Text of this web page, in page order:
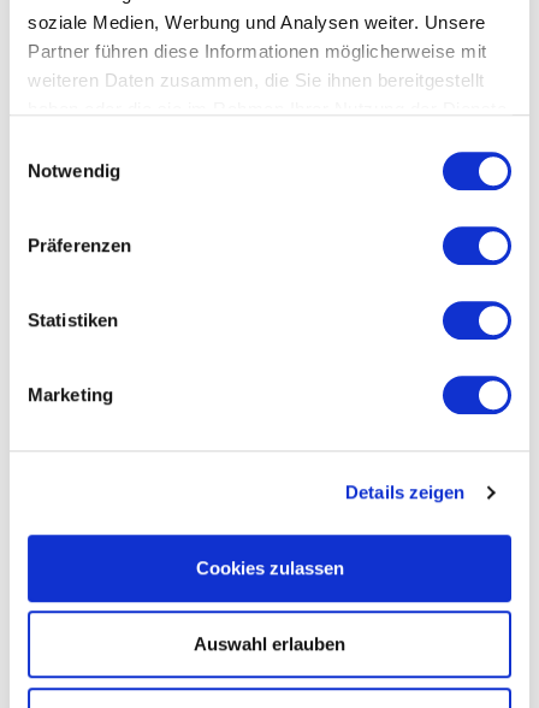
soziale Medien, Werbung und Analysen weiter. Unsere
Partner führen diese Informationen möglicherweise mit
weiteren Daten zusammen, die Sie ihnen bereitgestellt
Notwendig
Präferenzen
Statistiken
Marketing
Details zeigen
Cookies zulassen
Auswahl erlauben
Ein Schweizer Pharma/Diagnostik Unternehmen